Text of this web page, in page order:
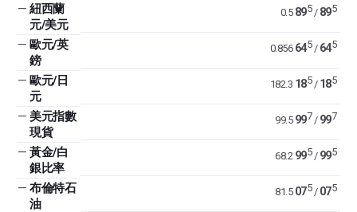
— 紐西蘭
元/美元
0.5 895/ 895
— 歐元/英
鎊
0.856 645/ 645
— 歐元/日
元
182.3 185/ 185
— 美元指數
現貨
99.5 997 / 997
— 黃金/白
銀比率
68.2 995/ 995
— 布倫特石
油
81.5 075/ 075